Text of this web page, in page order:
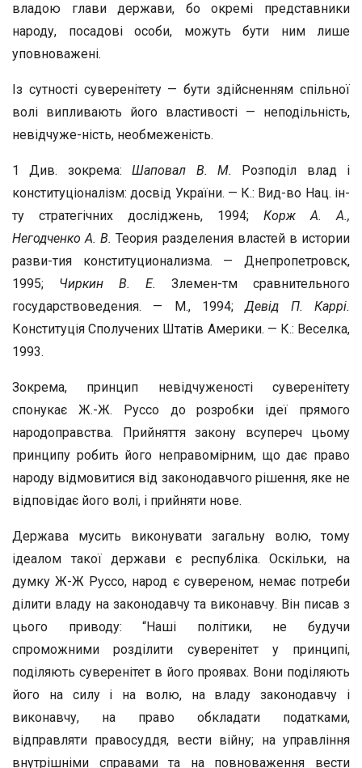
владою глави держави, бо окремі представники
народу, посадові особи, можуть бути ним лише
уповноважені.
Із сутності суверенітету — бути здійсненням спільної
волі випливають його властивості — неподільність,
невідчуже-ність, необмеженість.
1 Див. зокрема:Шаповал В. М. Розподіл влад і
конституціоналізм: досвід України. — К.: Вид-во Нац. ін-
ту стратегічних досліджень, 1994; Корж А. А.,
Негодченко А. В.Теория разделения властей в истории
разви-тия конституционализма. — Днепропетровск,
1995; Чиркин В. Е. Злемен-тм сравнительного
государствоведения. — М., 1994;Девід П. Каррі.
Конституція Сполучених Штатів Америки. — К.: Веселка,
1993.
Зокрема, принцип невідчуженості суверенітету
спонукає Ж.-Ж. Руссо до розробки ідеї прямого
народоправства. Прийняття закону всупереч цьому
принципу робить його неправомірним, що дає право
народу відмовитися від законодавчого рішення, яке не
відповідає його волі, і прийняти нове.
Держава мусить виконувати загальну волю, тому
ідеалом такої держави є республіка. Оскільки, на
думку Ж-Ж Руссо, народ є сувереном, немає потреби
ділити владу на законодавчу та виконавчу. Він писав з
цього приводу: “Наші політики, не будучи
спроможними розділити суверенітет у принципі,
поділяють суверенітет в його проявах. Вони поділяють
його на силу і на волю, на владу законодавчу і
виконавчу, на право обкладати податками,
відправляти правосуддя, вести війну; на управління
внутрішніми справами та на повноваження вести